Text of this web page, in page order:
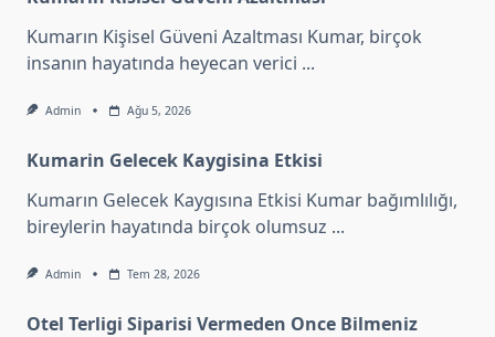
Kumarın Kişisel Güveni Azaltması Kumar, birçok
insanın hayatında heyecan verici ...
Admin Ağu 5, 2026
Kumarin Gelecek Kaygisina Etkisi
Kumarın Gelecek Kaygısına Etkisi Kumar bağımlılığı,
bireylerin hayatında birçok olumsuz ...
Admin Tem 28, 2026
Otel Terligi Siparisi Vermeden Once Bilmeniz